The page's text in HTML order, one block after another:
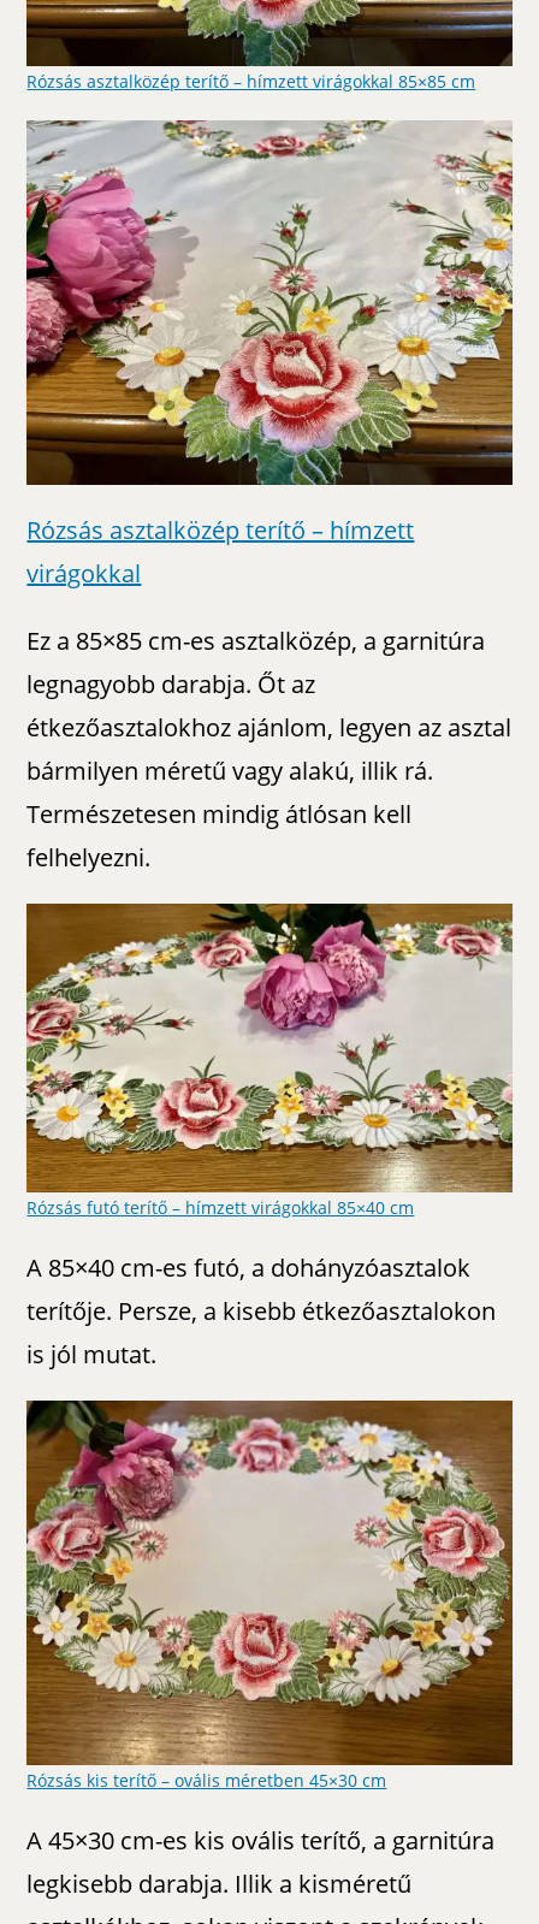
Rózsás asztalközép terítő – hímzett virágokkal 85×85 cm
Rózsás asztalközép terítő – hímzett
virágokkal
Ez a 85×85 cm-es asztalközép, a garnitúra
legnagyobb darabja. Őt az
étkezőasztalokhoz ajánlom, legyen az asztal
bármilyen méretű vagy alakú, illik rá.
Természetesen mindig átlósan kell
felhelyezni.
Rózsás futó terítő – hímzett virágokkal 85×40 cm
A 85×40 cm-es futó, a dohányzóasztalok
terítője. Persze, a kisebb étkezőasztalokon
is jól mutat.
Rózsás kis terítő – ovális méretben 45×30 cm
A 45×30 cm-es kis ovális terítő, a garnitúra
legkisebb darabja. Illik a kisméretű